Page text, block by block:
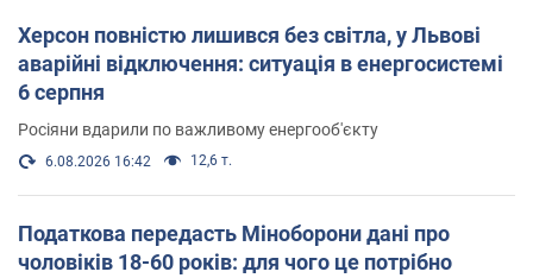
Херсон повністю лишився без світла, у Львові
аварійні відключення: ситуація в енергосистемі
6 серпня
Росіяни вдарили по важливому енергооб'єкту
6.08.2026 16:42 12,6 т.
Податкова передасть Міноборони дані про
чоловіків 18-60 років: для чого це потрібно